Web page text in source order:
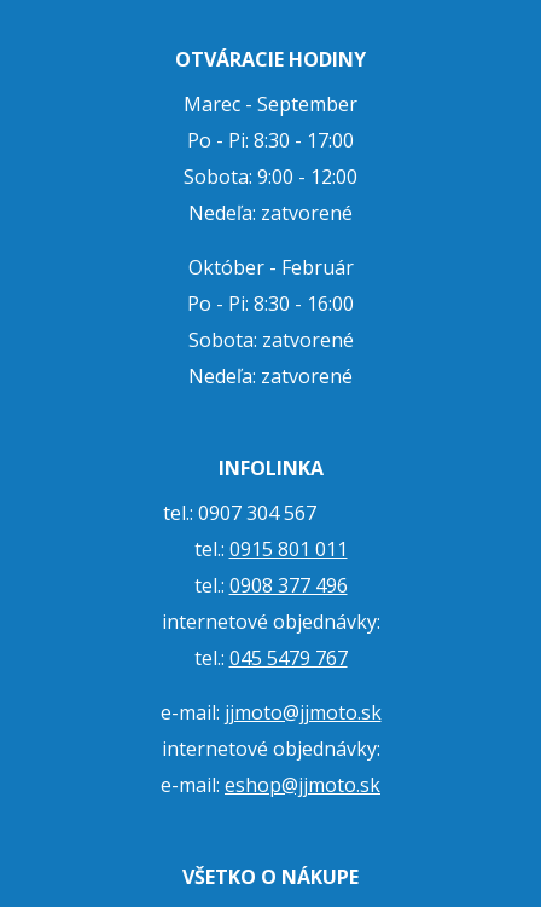
OTVÁRACIE HODINY
Marec - September
Po - Pi: 8:30 - 17:00
Sobota: 9:00 - 12:00
Nedeľa: zatvorené
Október - Február
Po - Pi: 8:30 - 16:00
Sobota: zatvorené
Nedeľa: zatvorené
INFOLINKA
tel.: 0907 304 567
tel.: 0915 801 011
tel.: 0908 377 496
internetové objednávky:
tel.: 045 5479 767
e-mail: jjmoto@jjmoto.sk
internetové objednávky:
e-mail: eshop@jjmoto.sk
VŠETKO O NÁKUPE